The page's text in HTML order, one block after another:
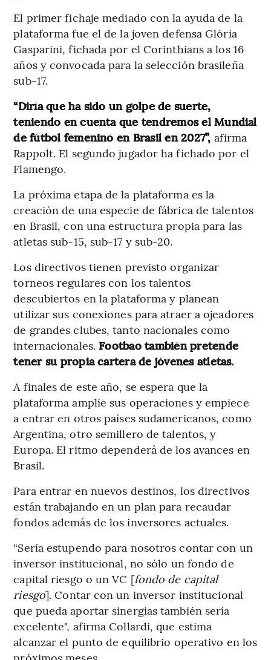
El primer fichaje mediado con la ayuda de la
plataforma fue el de la joven defensa Glória
Gasparini, fichada por el Corinthians a los 16
años y convocada para la selección brasileña
sub-17.
“Diría que ha sido un golpe de suerte,
teniendo en cuenta que tendremos el Mundial
de fútbol femenino en Brasil en 2027”, afirma
Rappolt. El segundo jugador ha fichado por el
Flamengo.
La próxima etapa de la plataforma es la
creación de una especie de fábrica de talentos
en Brasil, con una estructura propia para las
atletas sub-15, sub-17 y sub-20.
Los directivos tienen previsto organizar
torneos regulares con los talentos
descubiertos en la plataforma y planean
utilizar sus conexiones para atraer a ojeadores
de grandes clubes, tanto nacionales como
internacionales. Footbao también pretende
tener su propia cartera de jóvenes atletas.
A finales de este año, se espera que la
plataforma amplíe sus operaciones y empiece
a entrar en otros países sudamericanos, como
Argentina, otro semillero de talentos, y
Europa. El ritmo dependerá de los avances en
Brasil.
Para entrar en nuevos destinos, los directivos
están trabajando en un plan para recaudar
fondos además de los inversores actuales.
“Sería estupendo para nosotros contar con un
inversor institucional, no sólo un fondo de
capital riesgo o un VC [fondo de capital
riesgo]. Contar con un inversor institucional
que pueda aportar sinergias también sería
excelente", afirma Collardi, que estima
alcanzar el punto de equilibrio operativo en los
próximos meses.